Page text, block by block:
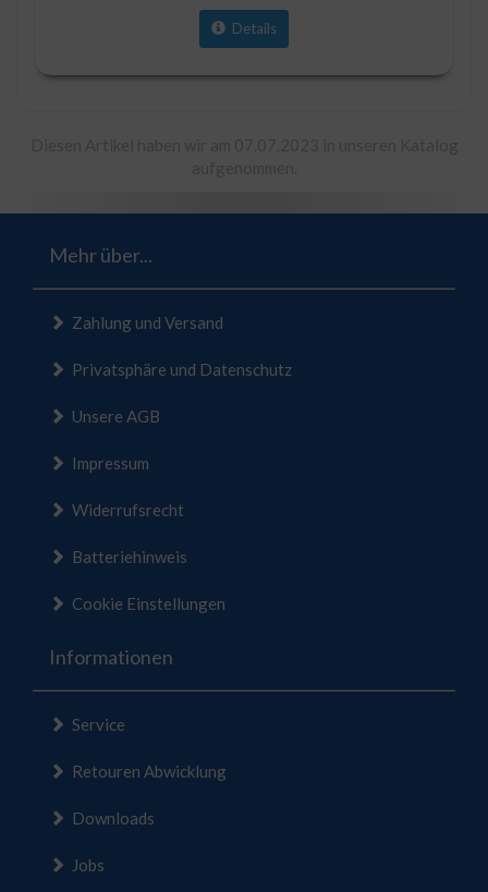
Details
Mehr über...
Zahlung und Versand
Privatsphäre und Datenschutz
Unsere AGB
Impressum
Widerrufsrecht
Batteriehinweis
Cookie Einstellungen
Informationen
Service
Retouren Abwicklung
Downloads
Jobs